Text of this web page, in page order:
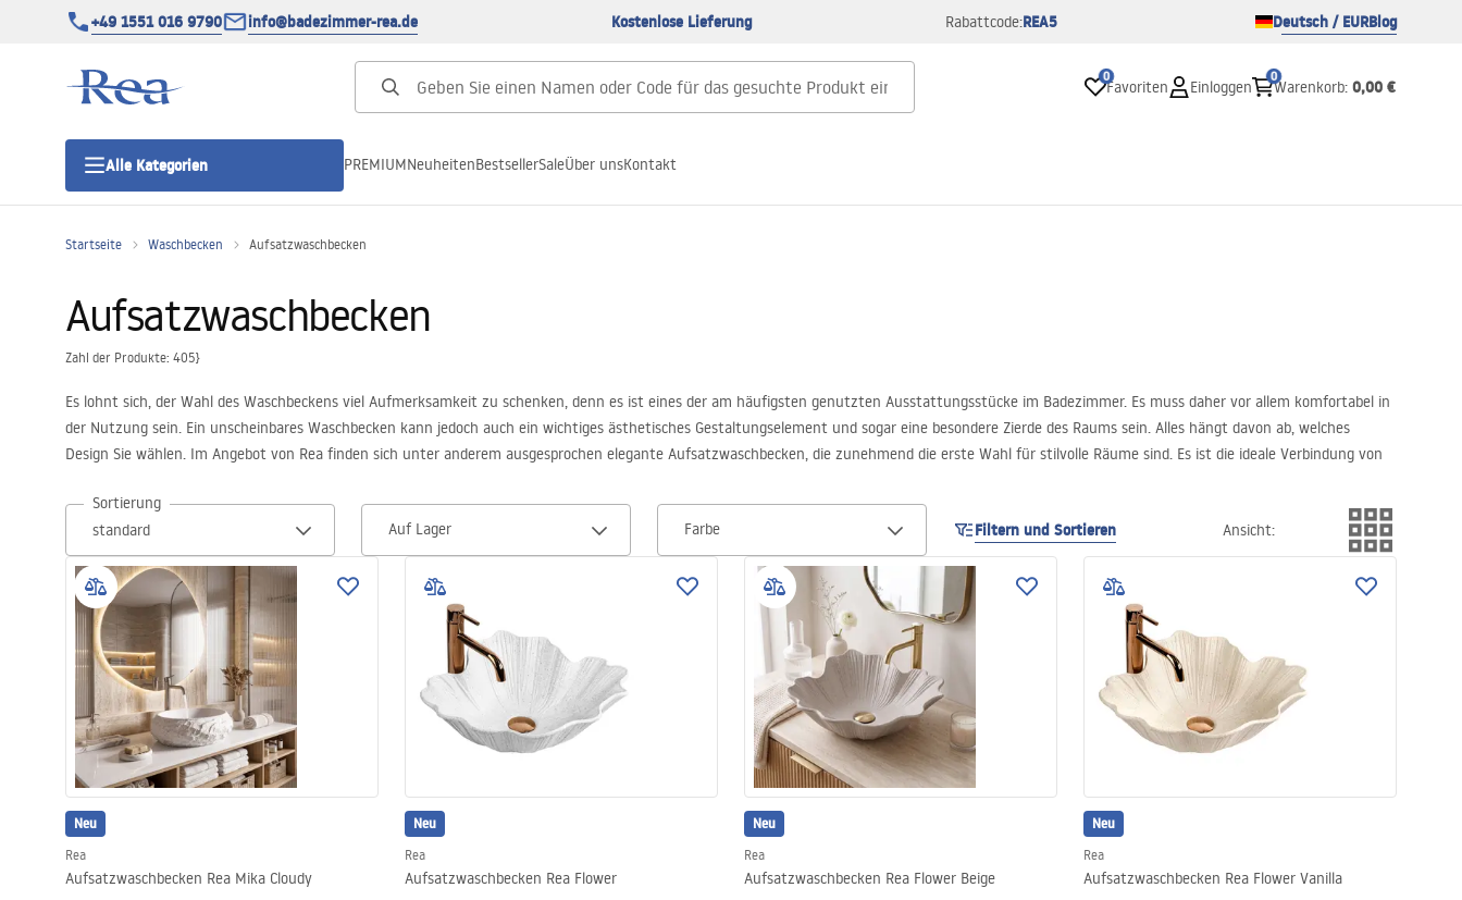
+49 1551 016 9790 info@badezimmer-rea.de Kostenlose Lieferung Rabattcode:REA5 Deutsch / EURBlog
0
Favoriten Einloggen
0
Warenkorb: 0,00 €
Alle Kategorien
Duschtüren
Duschrinnen
Toiletten
Waschbecken
Wannen und
Badewannenaufsätze
Badarmaturen
Duschen
PREMIUMNeuheitenBestsellerSaleÜber unsKontakt
Startseite Waschbecken Aufsatzwaschbecken
Aufsatzwaschbecken
Zahl der Produkte: 405}
Es lohnt sich, der Wahl des Waschbeckens viel Aufmerksamkeit zu schenken, denn es ist eines der am häufigsten genutzten Ausstattungsstücke im Badezimmer. Es muss daher vor allem komfortabel in
der Nutzung sein. Ein unscheinbares Waschbecken kann jedoch auch ein wichtiges ästhetisches Gestaltungselement und sogar eine besondere Zierde des Raums sein. Alles hängt davon ab, welches
Design Sie wählen. Im Angebot von Rea finden sich unter anderem ausgesprochen elegante Aufsatzwaschbecken, die zunehmend die erste Wahl für stilvolle Räume sind. Es ist die ideale Verbindung von
Sortierung
Auf Lager
Farbe Filtern und Sortieren Ansicht:
Neu
Rea
Aufsatzwaschbecken Rea Mika Cloudy
Neu
Rea
Aufsatzwaschbecken Rea Flower
Neu
Rea
Aufsatzwaschbecken Rea Flower Beige
Neu
Rea
Aufsatzwaschbecken Rea Flower Vanilla